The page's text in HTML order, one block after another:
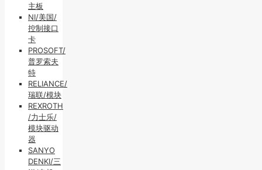
主板
NI/美国/
控制接口
卡
PROSOFT/
普罗索夫
特
RELIANCE/
瑞联/模块
REXROTH
/力士乐/
模块驱动
器
SANYO
DENKI/三